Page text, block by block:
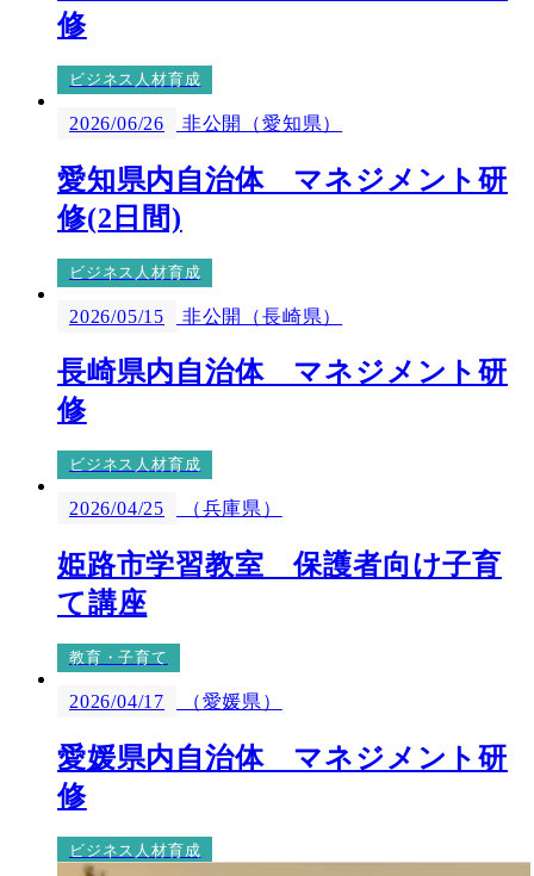
修
ビジネス人材育成
2026/06/26 非公開（愛知県）
愛知県内自治体 マネジメント研
修(2日間)
ビジネス人材育成
2026/05/15 非公開（長崎県）
長崎県内自治体 マネジメント研
修
ビジネス人材育成
2026/04/25 （兵庫県）
姫路市学習教室 保護者向け子育
て講座
教育・子育て
2026/04/17 （愛媛県）
愛媛県内自治体 マネジメント研
修
ビジネス人材育成